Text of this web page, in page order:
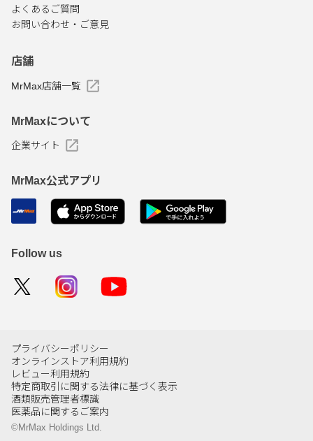
よくあるご質問
お問い合わせ・ご意見
店舗
MrMax店舗一覧
MrMaxについて
企業サイト
MrMax公式アプリ
Follow us
プライバシーポリシー
オンラインストア利用規約
レビュー利用規約
特定商取引に関する法律に基づく表示
酒類販売管理者標識
医薬品に関するご案内
©MrMax Holdings Ltd.